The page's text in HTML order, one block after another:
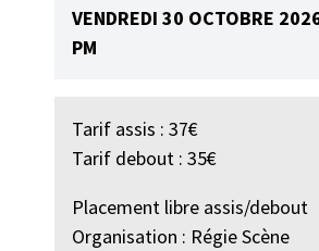
VENDREDI 30 OCTOBRE
PM
Tarif assis : 37€
Tarif debout : 35€
Placement libre assis/debout
Organisation : Régie Scène